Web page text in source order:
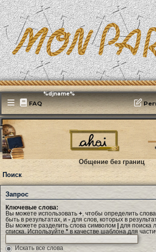
FAQ
Эфирит: ♫ %djname%
MonParis2025 ФОРУМ Поиск
Общение без границ
Поиск
Запрос
Ключевые слова:
Вы можете использовать + , чтобы определить
быть в результатах, и - для слов, которых в
Вы можете разделить слова символом
для поиска
списка. Используйте*в качестве шаблона для
Искать все слова